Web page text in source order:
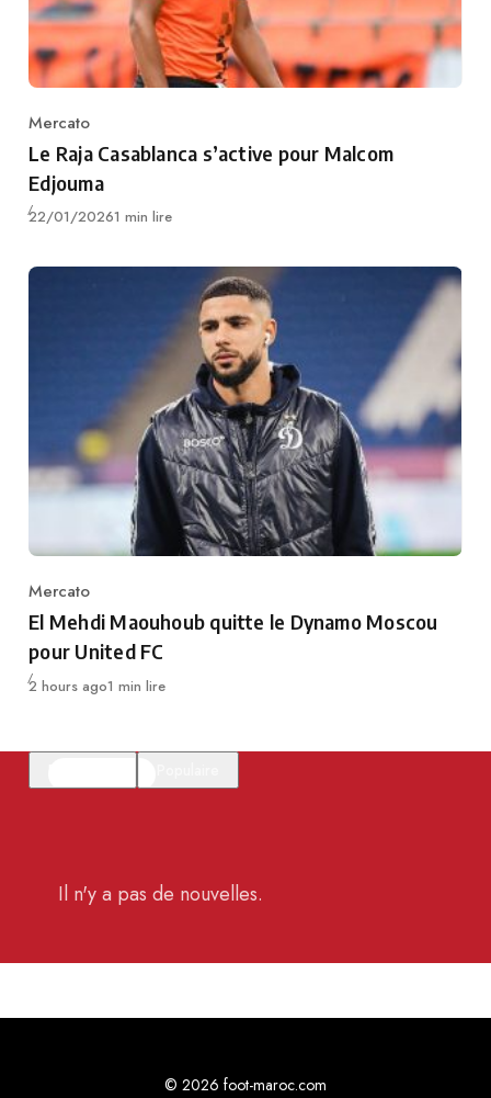
Category
Mercato
Le Raja Casablanca s’active pour Malcom
Edjouma
Publié
22/01/20261 min lire
Category
Mercato
El Mehdi Maouhoub quitte le Dynamo Moscou
pour United FC
Publié
2 hours ago1 min lire
Il n'y a pas de nouvelles.
© 2026 foot-maroc.com